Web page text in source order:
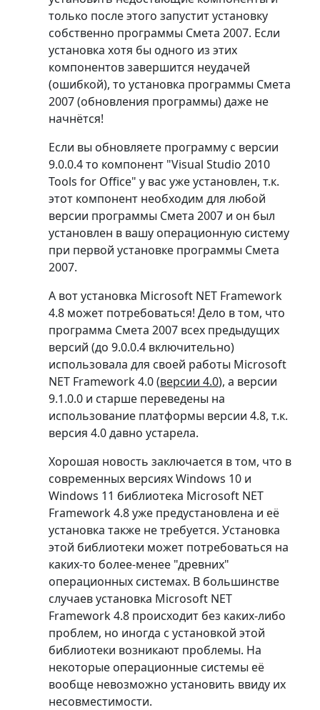
только после этого запустит установку
собственно программы Смета 2007. Если
установка хотя бы одного из этих
компонентов завершится неудачей
(ошибкой), то установка программы Смета
2007 (обновления программы) даже не
начнётся!
Если вы обновляете программу с версии
9.0.0.4 то компонент "Visual Studio 2010
Tools for Office" у вас уже установлен, т.к.
этот компонент необходим для любой
версии программы Смета 2007 и он был
установлен в вашу операционную систему
при первой установке программы Смета
2007.
А вот установка Microsoft NET Framework
4.8 может потребоваться! Дело в том, что
программа Смета 2007 всех предыдущих
версий (до 9.0.0.4 включительно)
использовала для своей работы Microsoft
NET Framework 4.0 (версии 4.0), а версии
9.1.0.0 и старше переведены на
использование платформы версии 4.8, т.к.
версия 4.0 давно устарела.
Хорошая новость заключается в том, что в
современных версиях Windows 10 и
Windows 11 библиотека Microsoft NET
Framework 4.8 уже предустановлена и её
установка также не требуется. Установка
этой библиотеки может потребоваться на
каких-то более-менее "древних"
операционных системах. В большинстве
случаев установка Microsoft NET
Framework 4.8 происходит без каких-либо
проблем, но иногда с установкой этой
библиотеки возникают проблемы. На
некоторые операционные системы её
вообще невозможно установить ввиду их
несовместимости.